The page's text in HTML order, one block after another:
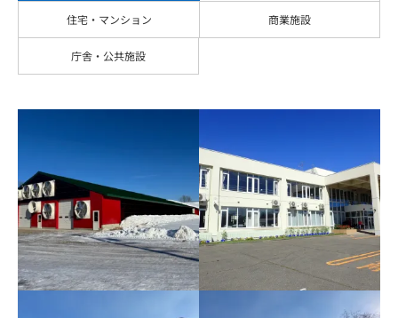
住宅・マンション 商業施設
庁舎・公共施設